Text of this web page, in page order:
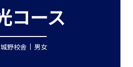
コース
野校舎 男女